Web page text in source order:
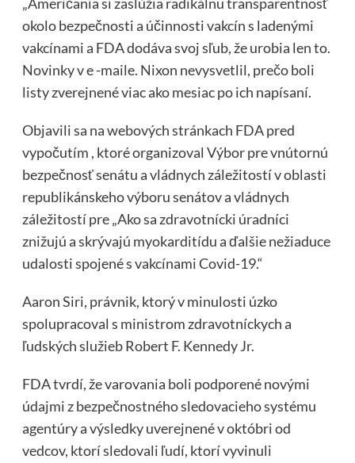
okolo bezpečnosti a účinnosti vakcín s ladenými
vakcínami a FDA dodáva svoj sľub, že urobia len to.
Novinky v e -maile. Nixon nevysvetlil, prečo boli
listy zverejnené viac ako mesiac po ich napísaní.
Objavili sa na webových stránkach FDA pred
vypočutím , ktoré organizoval Výbor pre vnútornú
bezpečnosť senátu a vládnych záležitostí v oblasti
republikánskeho výboru senátov a vládnych
záležitostí pre „Ako sa zdravotnícki úradníci
znižujú a skrývajú myokarditídu a ďalšie nežiaduce
udalosti spojené s vakcínami Covid-19.“
Aaron Siri, právnik, ktorý v minulosti úzko
spolupracoval s ministrom zdravotníckych a
ľudských služieb Robert F. Kennedy Jr.
FDA tvrdí, že varovania boli podporené novými
údajmi z bezpečnostného sledovacieho systému
agentúry a výsledky uverejnené v októbri od
vedcov, ktorí sledovali ľudí, ktorí vyvinuli